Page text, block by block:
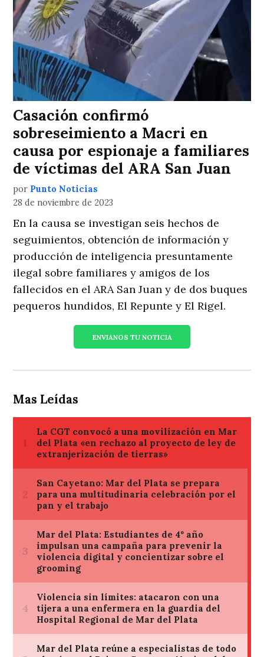
Casación confirmó
sobreseimiento a Macri en
causa por espionaje a familiares
de víctimas del ARA San Juan
por Punto Noticias
28 de noviembre de 2023
En la causa se investigan seis hechos de
seguimientos, obtención de información y
producción de inteligencia presuntamente
ilegal sobre familiares y amigos de los
fallecidos en el ARA San Juan y de dos buques
pequeros hundidos, El Repunte y El Rigel.
ENVIANOS TU NOTICIA
Mas Leídas